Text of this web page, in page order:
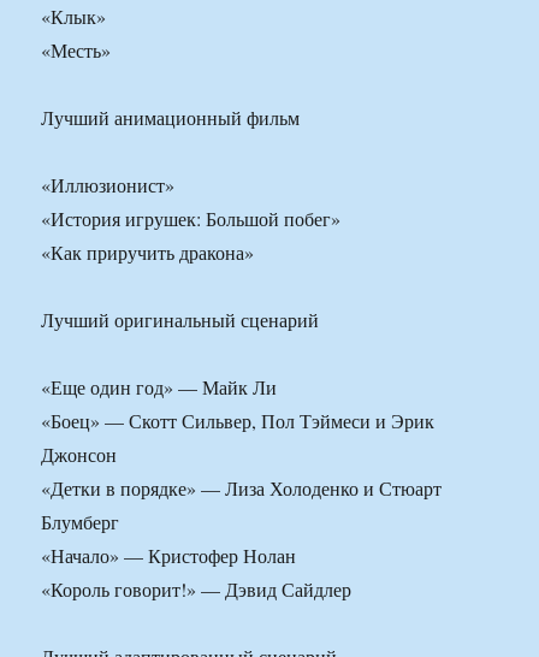
«Клык»
«Месть»
Лучший анимационный фильм
«Иллюзионист»
«История игрушек: Большой побег»
«Как приручить дракона»
Лучший оригинальный сценарий
«Еще один год» — Майк Ли
«Боец» — Скотт Сильвер, Пол Тэймеси и Эрик
Джонсон
«Детки в порядке» — Лиза Холоденко и Стюарт
Блумберг
«Начало» — Кристофер Нолан
«Король говорит!» — Дэвид Сайдлер